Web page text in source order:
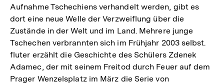
Aufnahme Tschechiens verhandelt werden, gibt es
dort eine neue Welle der Verzweiflung über die
Zustände in der Welt und im Land. Mehrere junge
Tschechen verbrannten sich im Frühjahr 2003 selbst.
fluter erzählt die Geschichte des Schülers Zdenek
Adamec, der mit seinem Freitod durch Feuer auf dem
Prager Wenzelsplatz im März die Serie von